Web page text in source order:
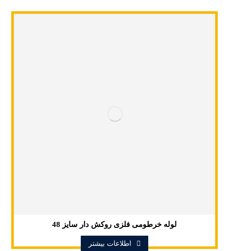
لوله خرطومی فلزی روکش دار سایز 48
اطلاعات بیشتر